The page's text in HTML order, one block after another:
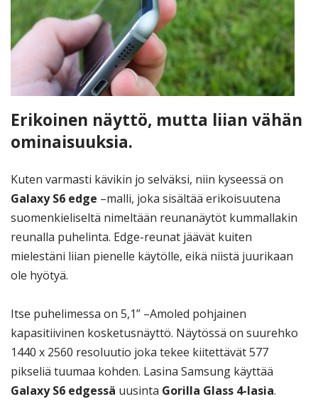
Erikoinen näyttö, mutta liian vähän
ominaisuuksia.
Kuten varmasti kävikin jo selväksi, niin kyseessä on
Galaxy S6 edge –malli, joka sisältää erikoisuutena
suomenkieliseltä nimeltään reunanäytöt kummallakin
reunalla puhelinta. Edge-reunat jäävät kuiten
mielestäni liian pienelle käytölle, eikä niistä juurikaan
ole hyötyä.
Itse puhelimessa on 5,1” –Amoled pohjainen
kapasitiivinen kosketusnäyttö. Näytössä on suurehko
1440 x 2560 resoluutio joka tekee kiitettävät 577
pikseliä tuumaa kohden. Lasina Samsung käyttää
Galaxy S6 edgessä uusinta Gorilla Glass 4-lasia.